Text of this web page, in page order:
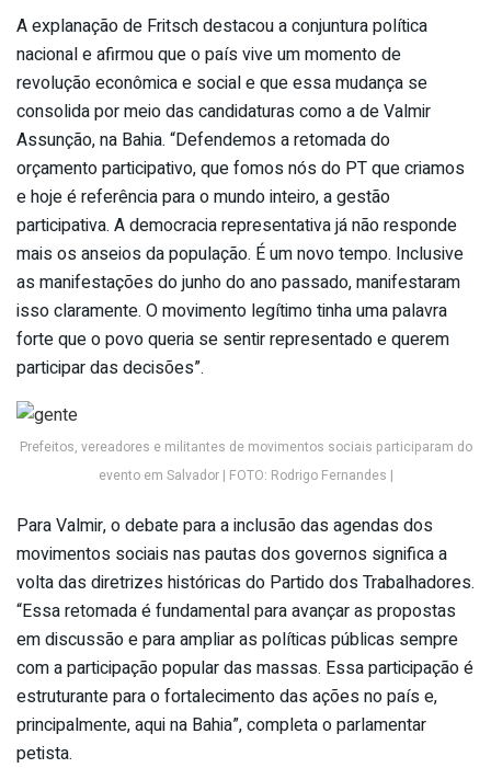
A explanação de Fritsch destacou a conjuntura política
nacional e afirmou que o país vive um momento de
revolução econômica e social e que essa mudança se
consolida por meio das candidaturas como a de Valmir
Assunção, na Bahia. “Defendemos a retomada do
orçamento participativo, que fomos nós do PT que criamos
e hoje é referência para o mundo inteiro, a gestão
participativa. A democracia representativa já não responde
mais os anseios da população. É um novo tempo. Inclusive
as manifestações do junho do ano passado, manifestaram
isso claramente. O movimento legítimo tinha uma palavra
forte que o povo queria se sentir representado e querem
participar das decisões”.
Prefeitos, vereadores e militantes de movimentos sociais participaram do
evento em Salvador | FOTO: Rodrigo Fernandes |
Para Valmir, o debate para a inclusão das agendas dos
movimentos sociais nas pautas dos governos significa a
volta das diretrizes históricas do Partido dos Trabalhadores.
“Essa retomada é fundamental para avançar as propostas
em discussão e para ampliar as políticas públicas sempre
com a participação popular das massas. Essa participação é
estruturante para o fortalecimento das ações no país e,
principalmente, aqui na Bahia”, completa o parlamentar
petista.